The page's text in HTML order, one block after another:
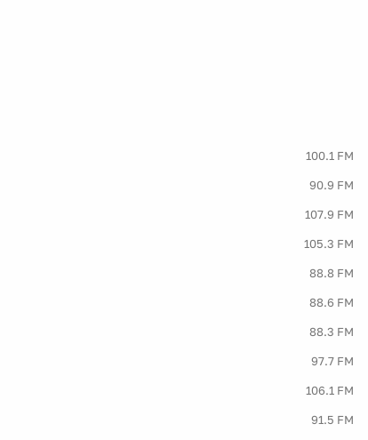
100.1 FM
90.9 FM
107.9 FM
105.3 FM
88.8 FM
88.6 FM
88.3 FM
97.7 FM
106.1 FM
91.5 FM